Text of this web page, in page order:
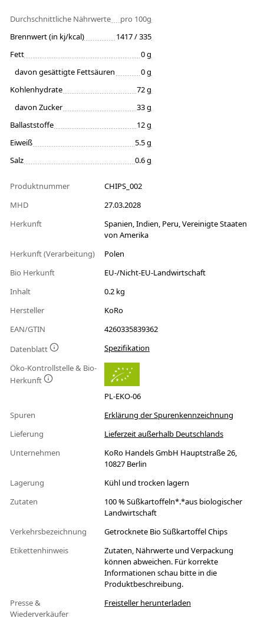
Durchschnittliche Nährwerte
pro 100g
Brennwert (in kj/kcal)
1417 / 335
Fett
0 g
davon gesättigte Fettsäuren
0 g
Kohlenhydrate
72 g
davon Zucker
33 g
Ballaststoffe
12 g
Eiweiß
5.5 g
Salz
0.6 g
Produktnummer
CHIPS_002
MHD
27.03.2028
Herkunft
Spanien, Indien, Peru, Vereinigte Staaten
von Amerika
Herkunft (Verarbeitung)
Polen
Bio Herkunft
EU-/Nicht-EU-Landwirtschaft
Inhalt
0.2 kg
Hersteller
KoRo
EAN/GTIN
4260335839362
Datenblatt
Spezifikation
Öko-Kontrollstelle & Bio-
Herkunft
PL-EKO-06
Spuren
Erklärung der Spurenkennzeichnung
Lieferung
Lieferzeit außerhalb Deutschlands
Unternehmen
KoRo Handels GmbH Hauptstraße 26,
10827 Berlin
Lagerung
Kühl und trocken lagern
Zutaten
100 % Süßkartoffeln*.*aus biologischer
Landwirtschaft
Verkehrsbezeichnung
Getrocknete Bio Süßkartoffel Chips
Etikettenhinweis
Zutaten, Nährwerte und Verpackung
können abweichen. Für korrekte
Informationen schau bitte in die
Produktbeschreibung.
Presse &
Wiederverkäufer
Freisteller herunterladen